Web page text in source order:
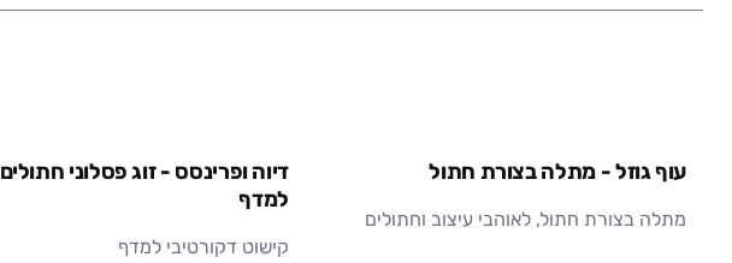
עוף גוזל - מתלה בצורת חתול
מתלה בצורת חתול, לאוהבי עיצוב וחתולים
דיוה ופרינסס - זוג פסלוני חתולים
למדף
קישוט דקורטיבי למדף